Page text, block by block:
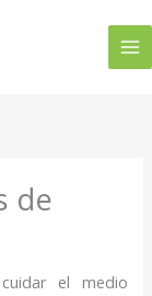
de
el medio